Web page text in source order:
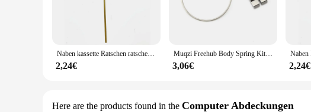
Naben kassette Ratschen ratsche für Sperrklinke Turm Basis feder für Novatec Nabe Freilauf körper Ersatz nabe Feder Fahrrad teile
2,24€
Muqzi Freehub Body Spring Kit für Ratsche Freehub Pawl Fahrrad nabe Sperrklinke Feder
3,06€ 2,24€
Here are the products found in the Computer Abdeckungen